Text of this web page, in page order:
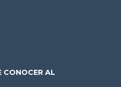
CONOCER AL